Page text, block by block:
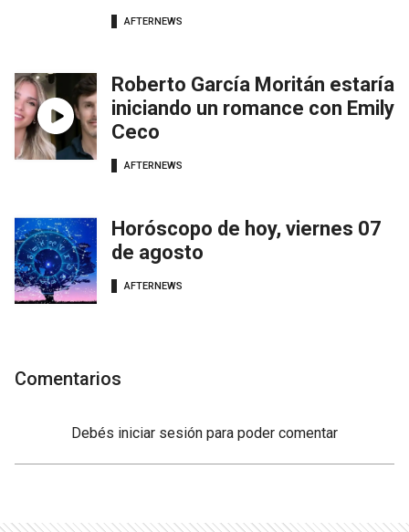
AFTERNEWS
Roberto García Moritán estaría
iniciando un romance con Emily
Ceco
AFTERNEWS
Horóscopo de hoy, viernes 07
de agosto
AFTERNEWS
Comentarios
Debés iniciar sesión para poder comentar